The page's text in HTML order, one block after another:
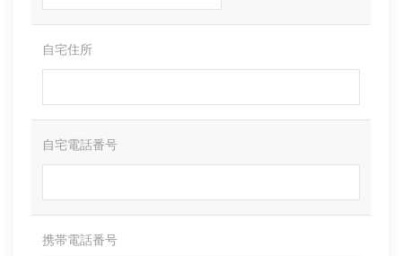
自宅住所
自宅電話番号
携帯電話番号